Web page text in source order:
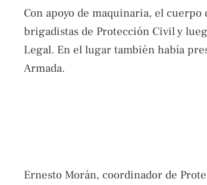
Con apoyo de maquinaria, el
brigadistas de Protección Civil y
Legal. En el lugar también había
Armada.
Ernesto Morán, coordinador de